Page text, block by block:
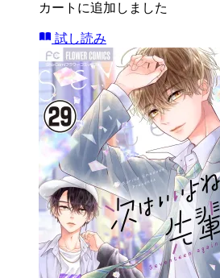
カートに追加しました
試し読み